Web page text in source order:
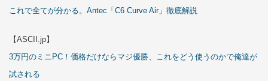
これで全てが分かる。Antec「C6 Curve Air」徹底解説
【ASCII.jp】
3万円のミニPC！価格だけならマジ優勝、これをどう使うのかで俺達が
試される